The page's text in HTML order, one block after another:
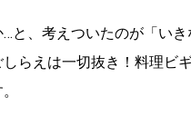
と、考えついたのが「い
らえは一切抜き！料理ビ